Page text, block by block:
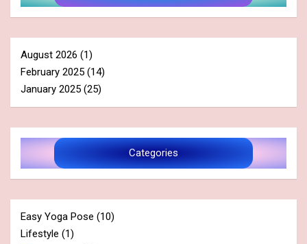
August 2026 (1)
February 2025 (14)
January 2025 (25)
Categories
Easy Yoga Pose (10)
Lifestyle (1)